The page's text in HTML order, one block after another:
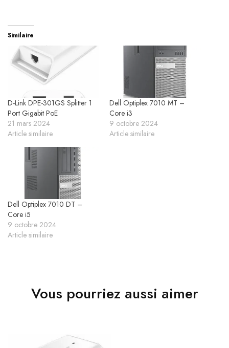
Similaire
D-Link DPE-301GS Splitter 1
Port Gigabit PoE
21 mars 2024
Article similaire
Dell Optiplex 7010 MT –
Core i3
9 octobre 2024
Article similaire
Dell Optiplex 7010 DT –
Core i5
9 octobre 2024
Article similaire
Vous pourriez aussi aimer